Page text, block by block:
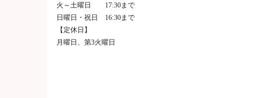
火～土曜日 17:30まで
日曜日・祝日 16:30まで
【定休日】
月曜日、第3火曜日